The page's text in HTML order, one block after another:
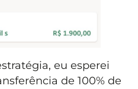
eu esperei
de 100% de